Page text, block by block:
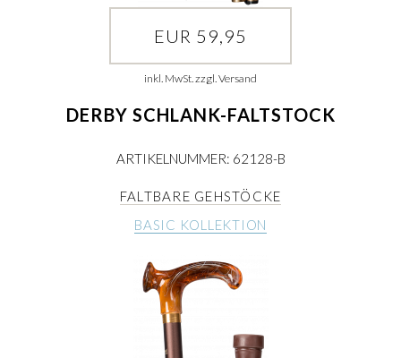
EUR 59,95
inkl. MwSt. zzgl. Versand
DERBY SCHLANK-FALTSTOCK
ARTIKELNUMMER: 62128-B
FALTBARE GEHSTÖCKE
BASIC KOLLEKTION